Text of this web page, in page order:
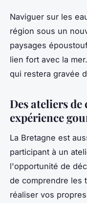
Naviguer sur les
région sous un
paysages
lien fort avec la
qui restera gravée
Des ateliers
expérience
La Bretagne est
participant à un
l'opportunité de
de comprendre les
réaliser vos